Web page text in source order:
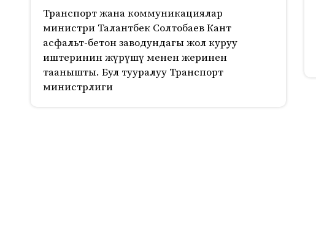
Транспорт жана коммуникациялар
министри Талантбек Солтобаев Кант
асфальт-бетон заводундагы жол куруу
иштеринин жүрүшү менен жеринен
таанышты. Бул тууралуу Транспорт
министрлиги